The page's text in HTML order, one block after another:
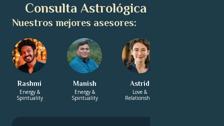
Consulta Astrológica Gratuita
Nuestros mejores asesores:
Rashmi
Energy &
Spirituality
Manish
Energy &
Spirituality
Astrid
Love &
Relationship